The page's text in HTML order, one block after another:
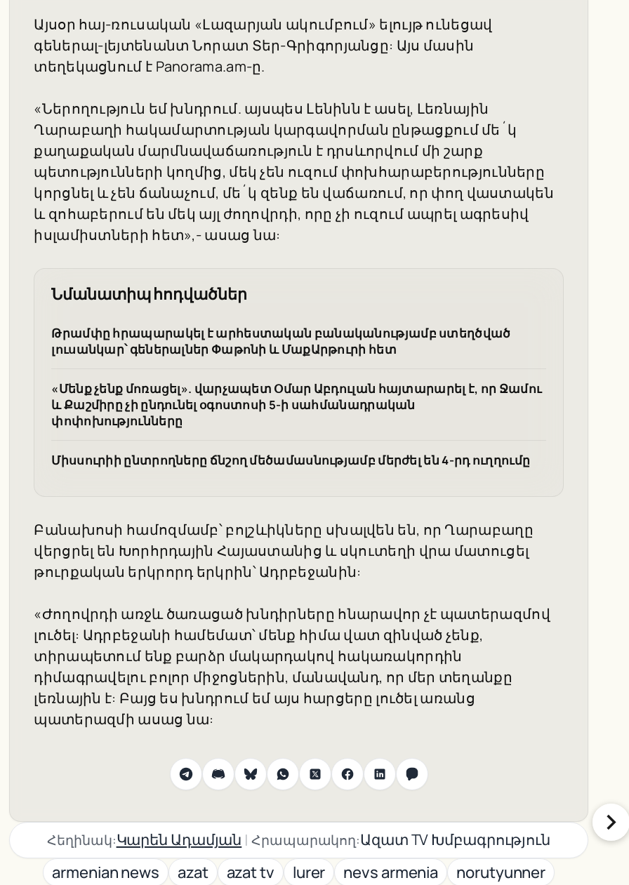
Այսօր հայ-ռուսական «Լազարյան ակումբում» ելույթ ունեցավ
գեներալ-լեյտենանտ Նորատ Տեր-Գրիգորյանցը: Այս մասին
տեղեկացնում է Panorama.am-ը.
«Ներողություն եմ խնդրում. այսպես Լենինն է ասել, Լեռնային
Ղարաբաղի հակամարտության կարգավորման ընթացքում մե´կ
քաղաքական մարմնավաճառություն է դրսևորվում մի շարք
պետությունների կողմից, մեկ չեն ուզում փոխհարաբերությունները
կորցնել և չեն ճանաչում, մե´կ զենք են վաճառում, որ փող վաստակեն
և զոհաբերում են մեկ այլ ժողովրդի, որը չի ուզում ապրել ագրեսիվ
իսլամիստների հետ»,- ասաց նա:
Նմանատիպ հոդվածներ
Թրամփը հրապարակել է արհեստական բանականությամբ ստեղծված
լուսանկար՝ գեներալներ Փաթոնի և ՄաքԱրթուրի հետ
«Մենք չենք մոռացել». վարչապետ Օմար Աբդուլան հայտարարել է, որ Ջամու
և Քաշմիրը չի ընդունել օգոստոսի 5-ի սահմանադրական
փոփոխությունները
Միսսուրիի ընտրողները ճնշող մեծամասնությամբ մերժել են 4-րդ ուղղումը
Բանախոսի համոզմամբ՝ բոլշևիկները սխալվեն են, որ Ղարաբաղը
վերցրել են Խորհրդային Հայաստանից և սկուտեղի վրա մատուցել
թուրքական երկրորդ երկրին՝ Ադրբեջանին:
«Ժողովրդի առջև ծառացած խնդիրները հնարավոր չէ պատերազմով
լուծել: Ադրբեջանի համեմատ՝ մենք հիմա վատ զինված չենք,
տիրապետում ենք բարձր մակարդակով հակառակորդին
դիմագրավելու բոլոր միջոցներին, մանավանդ, որ մեր տեղանքը
լեռնային է: Բայց ես խնդրում եմ այս հարցերը լուծել առանց
պատերազմի ասաց նա:
Հեղինակ:Կարեն Ադամյան | Հրապարակող:Ազատ TV Խմբագրություն
armenian news azat azat tv lurer nevs armenia
norutyunner